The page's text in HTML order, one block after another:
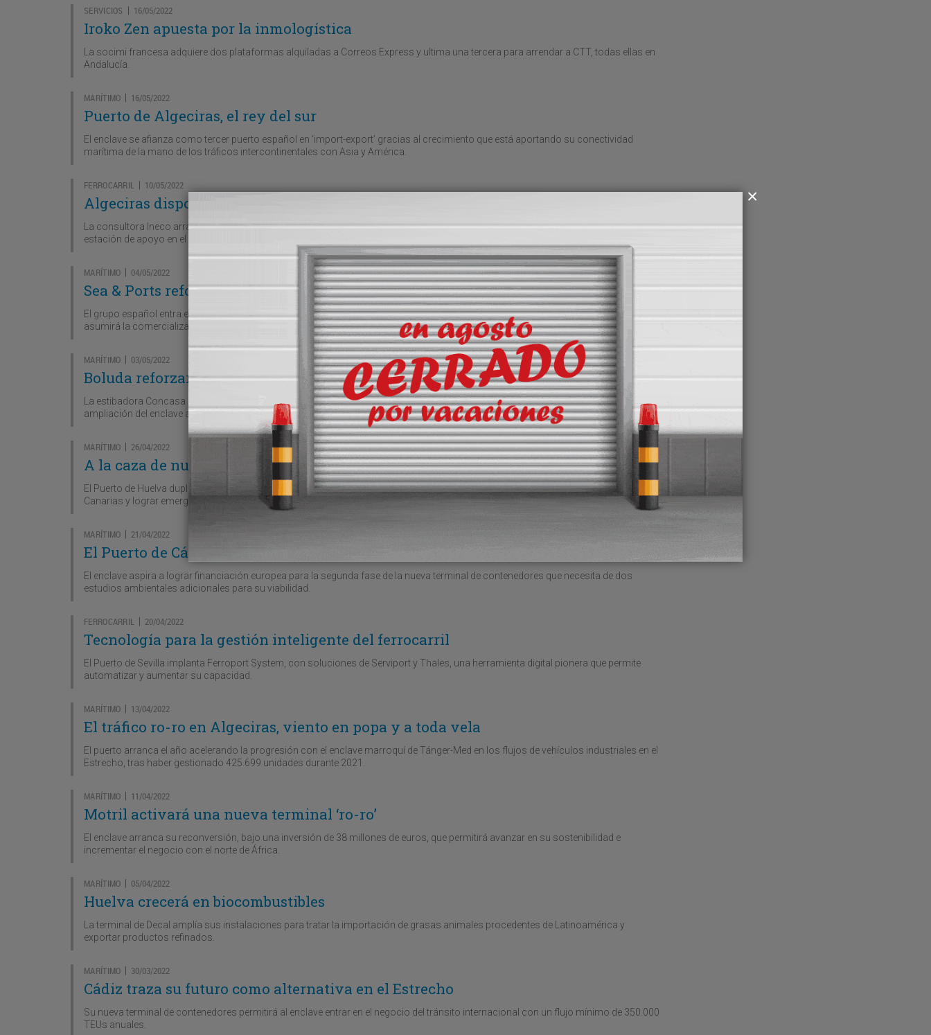
SERVICIOS 16/05/2022
Iroko Zen apuesta por la inmologística
La socimi francesa adquiere dos plataformas alquiladas a Correos Express y ultima una tercera para arrendar a CTT, todas ellas en
Andalucía.
MARÍTIMO 16/05/2022
Puerto de Algeciras, el rey del sur
El enclave se afianza como tercer puerto español en ‘import-export’ gracias al crecimiento que está aportando su conectividad
marítima de la mano de los tráficos intercontinentales con Asia y América.
FERROCARRIL 10/05/2022
Algeciras dispondrá de mayor capacidad ferroportuaria
La consultora Ineco arranca la elaboración de un plan de actuación para ampliar la terminal de Isla Verde Exterior y construir una
estación de apoyo en el exterior del puerto andaluz que permita flexibilizar la operativa con trenes de 750 metros.
MARÍTIMO 04/05/2022
Sea & Ports reforzará los tráficos de HMM en el Estrecho
El grupo español entra en la agencia NAL Maroc, que representa a la naviera surcoreana en Tánger-Med, sociedad que, a su vez,
asumirá la comercialización de Marguisa en el enclave norteafricano.
MARÍTIMO 03/05/2022
Boluda reforzará su apuesta por Cádiz
La estibadora Concasa presenta la única oferta al concurso de nuevos espacios en la futura terminal de contenedores de la
ampliación del enclave andaluz.
MARÍTIMO 26/04/2022
A la caza de nuevas rutas
El Puerto de Huelva duplicará sus instalaciones de manipulación de carga rodada para incentivar el tráfico ro-pax entre Península y
Canarias y lograr emergentes líneas regulares con el norte de África y Europa.
MARÍTIMO 21/04/2022
El Puerto de Cádiz medirá su huella de carbono
El enclave aspira a lograr financiación europea para la segunda fase de la nueva terminal de contenedores que necesita de dos
estudios ambientales adicionales para su viabilidad.
FERROCARRIL 20/04/2022
Tecnología para la gestión inteligente del ferrocarril
El Puerto de Sevilla implanta Ferroport System, con soluciones de Serviport y Thales, una herramienta digital pionera que permite
automatizar y aumentar su capacidad.
MARÍTIMO 13/04/2022
El tráfico ro-ro en Algeciras, viento en popa y a toda vela
El puerto arranca el año acelerando la progresión con el enclave marroquí de Tánger-Med en los flujos de vehículos industriales en el
Estrecho, tras haber gestionado 425.699 unidades durante 2021.
MARÍTIMO 11/04/2022
Motril activará una nueva terminal ‘ro-ro’
El enclave arranca su reconversión, bajo una inversión de 38 millones de euros, que permitirá avanzar en su sostenibilidad e
incrementar el negocio con el norte de África.
MARÍTIMO 05/04/2022
Huelva crecerá en biocombustibles
La terminal de Decal amplía sus instalaciones para tratar la importación de grasas animales procedentes de Latinoamérica y
exportar productos refinados.
MARÍTIMO 30/03/2022
Cádiz traza su futuro como alternativa en el Estrecho
Su nueva terminal de contenedores permitirá al enclave entrar en el negocio del tránsito internacional con un flujo mínimo de 350.000
TEUs anuales.